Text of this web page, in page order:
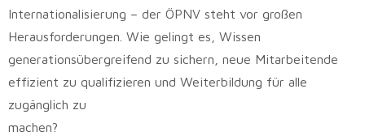
Internationalisierung – der ÖPNV steht vor großen
Herausforderungen. Wie gelingt es, Wissen
generationsübergreifend zu sichern, neue Mitarbeitende
effizient zu qualifizieren und Weiterbildung für alle
zugänglich zu
machen?